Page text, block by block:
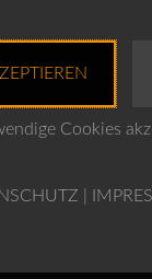
Farben
Grössen
Cookies